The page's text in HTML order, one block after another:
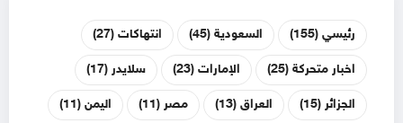
رئيسي (155) السعودية (45) انتهاكات (27)
اخبار متحركة (25) الإمارات (23) سلايدر (17)
الجزائر (15) العراق (13) مصر (11) اليمن (11)